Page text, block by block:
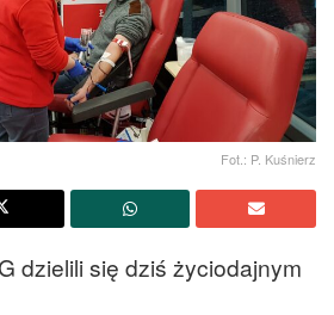
Fot.: P. Kuśnierz
dzielili się dziś życiodajnym